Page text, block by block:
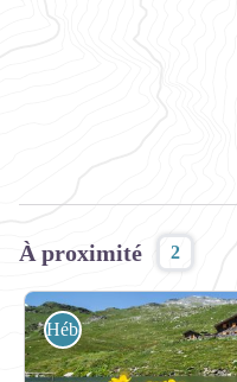
À proximité 2
Hébergement